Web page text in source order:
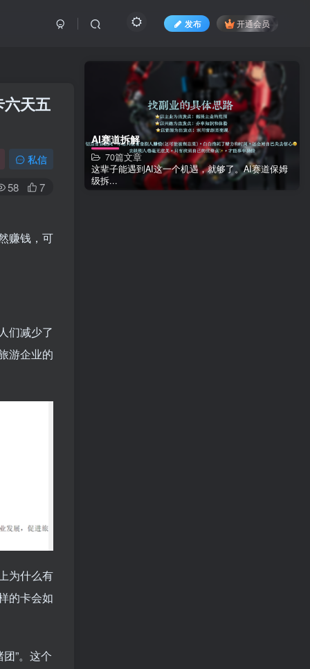
发布 开通会员
天五
私信
58 7
赚钱，可
们减少了
游企业的
为什么有
的卡会如
”。这个
AI赛道拆解
70篇文章
这辈子能遇到AI这一个机遇，就够了。AI赛道保姆
级拆...